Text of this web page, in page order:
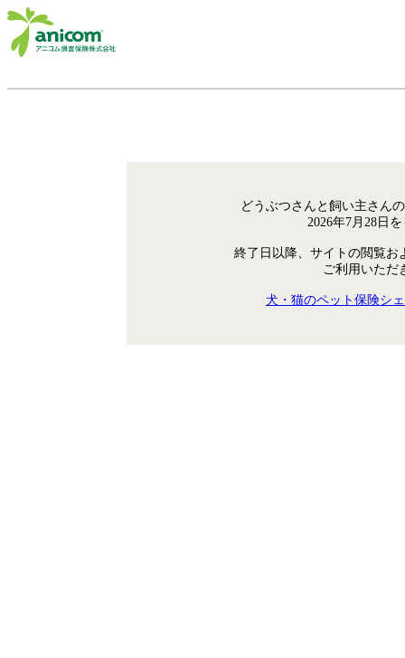
どうぶつさんと飼い主さん
2026年7月28日
終了日以降、サイトの閲覧お
ご利用いただ
犬・猫のペット保険シ